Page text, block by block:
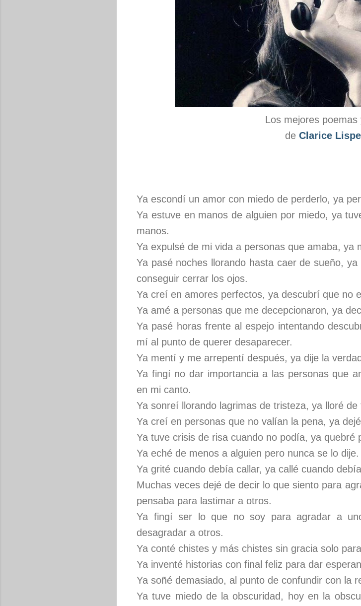
Los mejores poemas
de Clarice
Ya escondí un amor con miedo de perderlo, ya
Ya estuve en manos de alguien por miedo, ya
manos.
Ya expulsé de mi vida a personas que amaba, ya
Ya pasé noches llorando hasta caer de sueño,
conseguir cerrar los ojos.
Ya creí en amores perfectos, ya descubrí que no
Ya amé a personas que me decepcionaron, ya
Ya pasé horas frente al espejo intentando
mí al punto de querer desaparecer.
Ya mentí y me arrepentí después, ya dije la
Ya fingí no dar importancia a las personas que
en mi canto.
Ya sonreí llorando lagrimas de tristeza, ya lloré
Ya creí en personas que no valían la pena, ya
Ya tuve crisis de risa cuando no podía, ya quebré
Ya eché de menos a alguien pero nunca se lo dije.
Ya grité cuando debía callar, ya callé cuando
Muchas veces dejé de decir lo que siento para
pensaba para lastimar a otros.
Ya fingí ser lo que no soy para agradar a
desagradar a otros.
Ya conté chistes y más chistes sin gracia solo
Ya inventé historias con final feliz para dar
Ya soñé demasiado, al punto de confundir con la
Ya tuve miedo de la obscuridad, hoy en la